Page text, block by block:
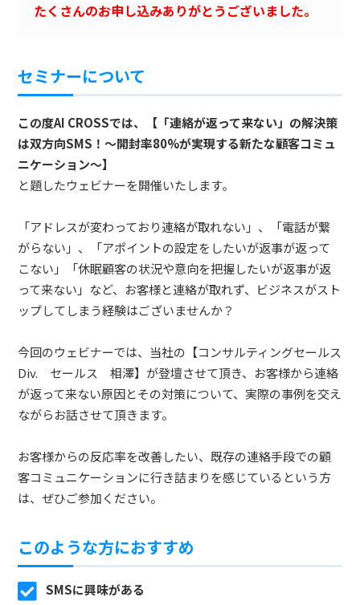
たくさんのお申し込みありがとうございました。
セミナーについて
この度AI CROSSでは、【「連絡が返って来ない」の解決策
は双方向SMS！～開封率80%が実現する新たな顧客コミュ
ニケーション～】
と題したウェビナーを開催いたします。
「アドレスが変わっており連絡が取れない」、「電話が繋
がらない」、「アポイントの設定をしたいが返事が返って
こない」「休眠顧客の状況や意向を把握したいが返事が返
って来ない」など、お客様と連絡が取れず、ビジネスがスト
ップしてしまう経験はございませんか？
今回のウェビナーでは、当社の【コンサルティングセールス
Div. セールス 相澤】が登壇させて頂き、お客様から連絡
が返って来ない原因とその対策について、実際の事例を交え
ながらお話させて頂きます。
お客様からの反応率を改善したい、既存の連絡手段での顧
客コミュニケーションに行き詰まりを感じているという方
は、ぜひご参加ください。
このような方におすすめ
SMSに興味がある